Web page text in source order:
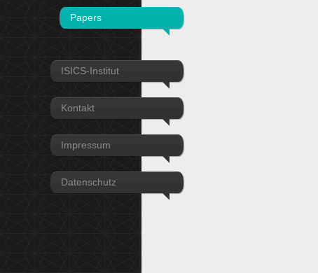
Papers
ISICS-Institut
Kontakt
Impressum
Datenschutz